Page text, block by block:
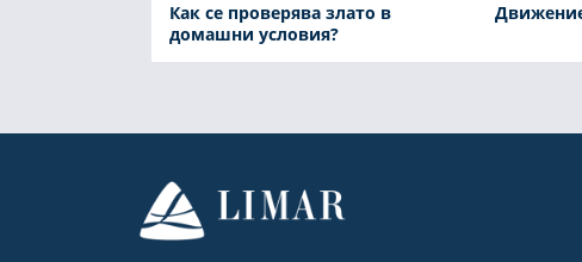
Как се проверява злато в
домашни условия?